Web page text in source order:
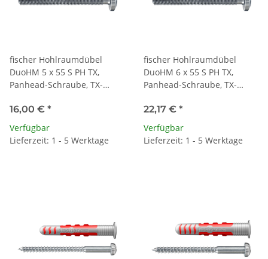
fischer Hohlraumdübel
DuoHM 5 x 55 S PH TX,
Panhead-Schraube, TX-
16,00 € *
Verfügbar
Lieferzeit: 1 - 5 Werktage
fischer Hohlraumdübel
DuoHM 6 x 55 S PH TX,
Panhead-Schraube, TX-
22,17 € *
Verfügbar
Lieferzeit: 1 - 5 Werktage